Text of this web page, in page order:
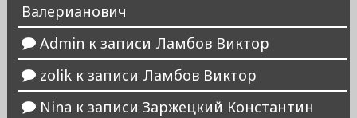
Валерианович
Admin к записи Ламбов Виктор
zolikк записи Ламбов Виктор
Nina к записи Заржецкий Константин